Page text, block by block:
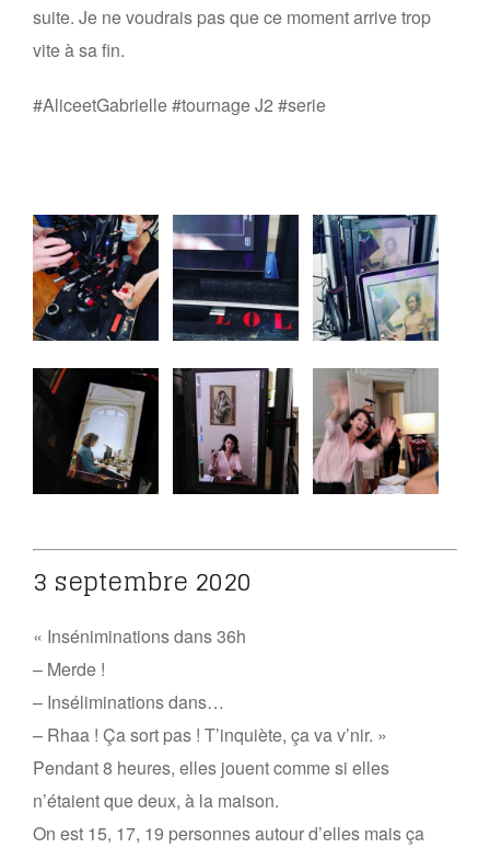
suite. Je ne voudrais pas que ce moment arrive trop
vite à sa fin.
#AliceetGabrielle #tournage J2 #serie
3 septembre 2020
« Inséniminations dans 36h
– Merde !
– Inséliminations dans…
– Rhaa ! Ça sort pas ! T’inquiète, ça va v’nir. »
Pendant 8 heures, elles jouent comme si elles
n’étaient que deux, à la maison.
On est 15, 17, 19 personnes autour d’elles mais ça